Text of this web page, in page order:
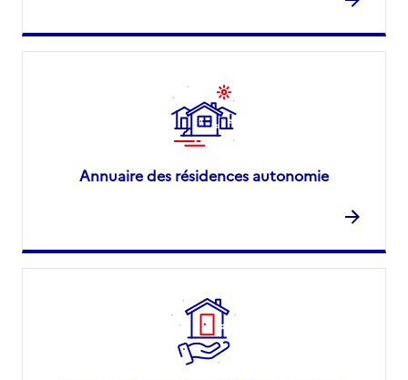
Annuaire des résidences autonomie